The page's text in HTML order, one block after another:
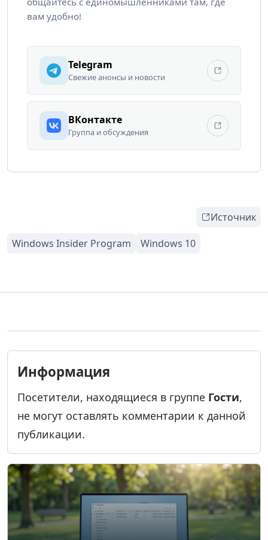
вам удобно!
Telegram
Свежие анонсы и новости
ВКонтакте
Группа и обсуждения
Источник
Информация
Посетители, находящиеся в группе Гости,
не могут оставлять комментарии к данной
публикации.